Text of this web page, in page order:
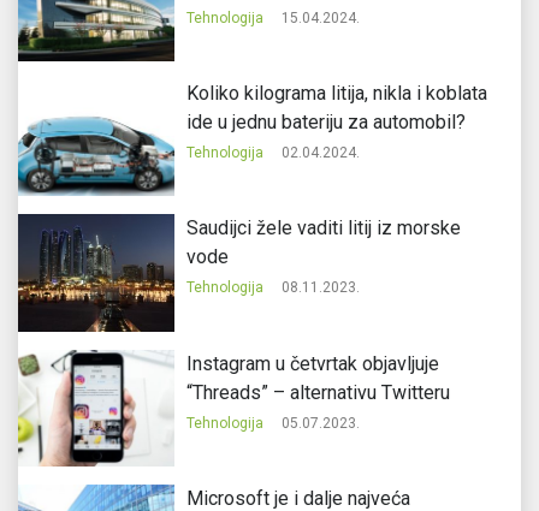
Tehnologija 15.04.2024.
Koliko kilograma litija, nikla i koblata
ide u jednu bateriju za automobil?
Tehnologija 02.04.2024.
Saudijci žele vaditi litij iz morske
vode
Tehnologija 08.11.2023.
Instagram u četvrtak objavljuje
“Threads” – alternativu Twitteru
Tehnologija 05.07.2023.
Microsoft je i dalje najveća